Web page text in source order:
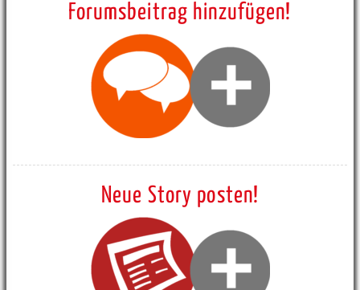
Forumsbeitrag hinzufügen!
Neue Story posten!